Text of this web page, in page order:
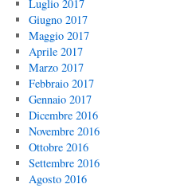
Luglio 2017
Giugno 2017
Maggio 2017
Aprile 2017
Marzo 2017
Febbraio 2017
Gennaio 2017
Dicembre 2016
Novembre 2016
Ottobre 2016
Settembre 2016
Agosto 2016